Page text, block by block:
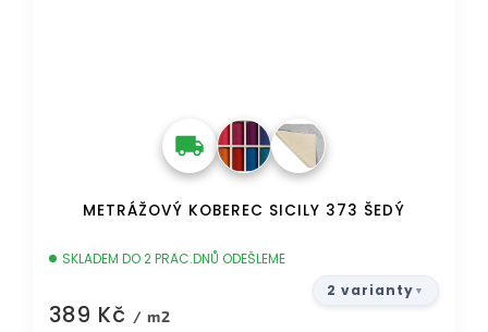
METRÁŽOVÝ KOBEREC SICILY 373 ŠEDÝ
SKLADEM DO 2 PRAC.DNŮ ODEŠLEME
389 Kč / m2
2 varianty